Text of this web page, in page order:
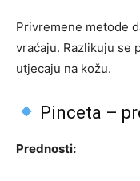
Privremene metode
vraćaju. Razlikuju se
utjecaju na kožu.
Pinceta –
Prednosti: